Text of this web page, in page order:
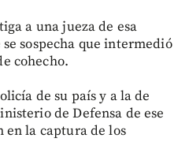
a una jueza de esa
sospecha que intermedió
cohecho.
de su país y a la de
de Defensa de ese
en la captura de los